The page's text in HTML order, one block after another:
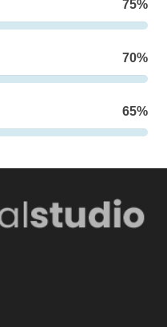
75%
70%
65%